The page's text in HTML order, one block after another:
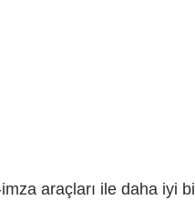
araçları ile daha iyi bir